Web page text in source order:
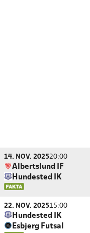
14. NOV. 202520:00
Albertslund IF
Hundested IK
22. NOV. 202515:00
Hundested IK
Esbjerg Futsal